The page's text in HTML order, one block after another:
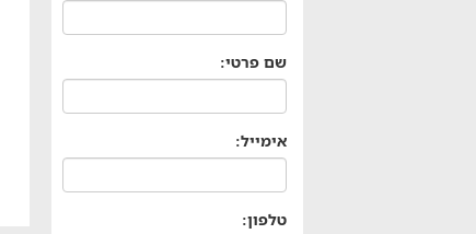
שם פרטי:
אימייל:
טלפון: